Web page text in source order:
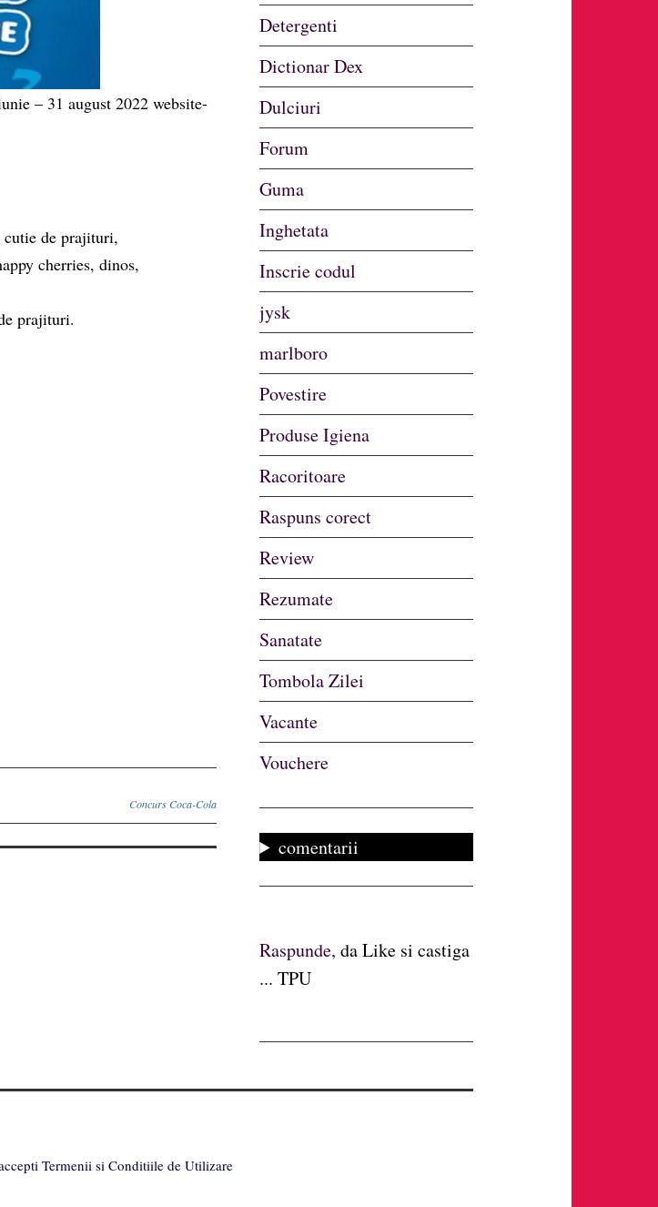
– 31 august 2022 website-
de prajituri,
cherries, dinos,
prajituri.
Concurs Coca-Cola
Detergenti
Dictionar Dex
Dulciuri
Forum
Guma
Inghetata
Inscrie codul
jysk
marlboro
Povestire
Produse Igiena
Racoritoare
Raspuns corect
Review
Rezumate
Sanatate
Tombola Zilei
Vacante
Vouchere
comentarii
Raspunde, da Like si castiga
... TPU
Termenii si Conditiile de Utilizare